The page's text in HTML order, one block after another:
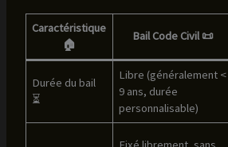
Caractéristique
🏠
Bail Code Civil 📜
Durée du bail
⏳
Libre (généralement <
9 ans, durée
personnalisable)